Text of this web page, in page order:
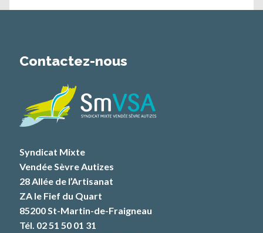
Contactez-nous
Syndicat Mixte
Vendée Sèvre Autizes
28 Allée de l’Artisanat
ZA le Fief du Quart
85200 St-Martin-de-Fraigneau
Tél. 02 51 50 01 31